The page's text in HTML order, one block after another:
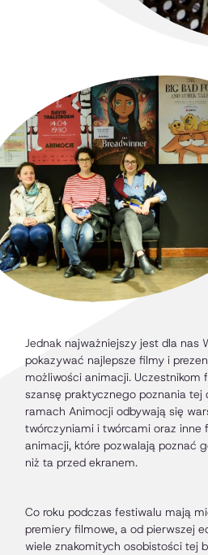
Jednak najważniejszy jest dla nas
pokazywać najlepsze filmy i
możliwości animacji. Uczestnikom
szansę praktycznego poznania tej
ramach Animocji odbywają się
twórczyniami i twórcami oraz inne
animacji, które pozwalają poznać
niż ta przed ekranem.
Co roku podczas festiwalu mają
premiery filmowe, a od pierwszej
wiele znakomitych osobistości tej